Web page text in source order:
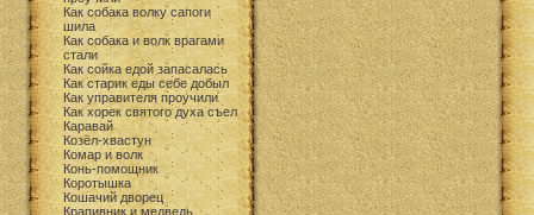
Как собака волку сапоги
шила
Как собака и волк врагами
стали
Как сойка едой запасалась
Как старик еды себе добыл
Как управителя проучили
Как хорек святого духа съел
Каравай
Козёл-хвастун
Комар и волк
Конь-помощник
Коротышка
Кошачий дворец
Крапивник и медведь